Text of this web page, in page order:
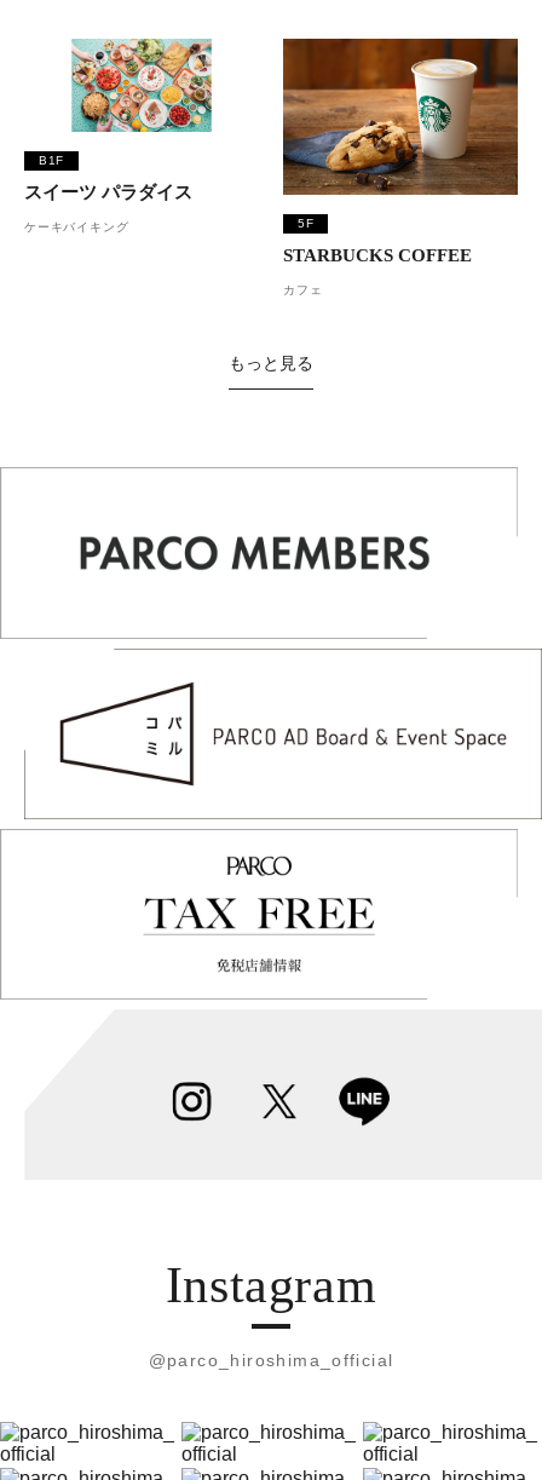
B1F
スイーツ パラダイス
ケーキバイキング 5F
STARBUCKS COFFEE
カフェ
もっと見る
Instagram
@parco_hiroshima_official